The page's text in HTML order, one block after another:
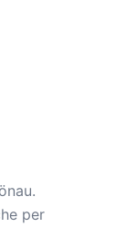
per